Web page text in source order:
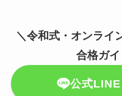
＼令和式・オンライ
合格ガ
公式